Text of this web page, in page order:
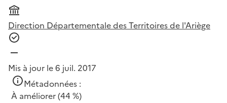
Direction Départementale des Territoires de l'Ariège
Mis à jour le 6 juil. 2017
Métadonnées :
À améliorer(44 %)